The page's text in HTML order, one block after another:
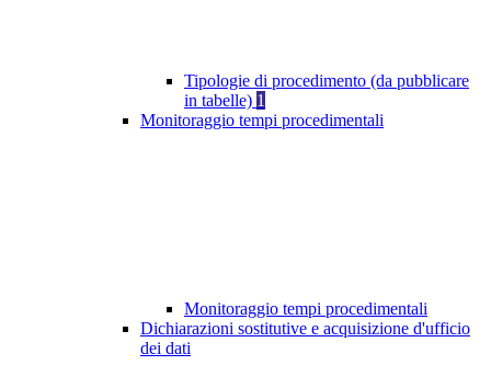
Tipologie di procedimento (da pubblicare
in tabelle) 1
Monitoraggio tempi procedimentali
Monitoraggio tempi procedimentali
Dichiarazioni sostitutive e acquisizione d'ufficio
dei dati